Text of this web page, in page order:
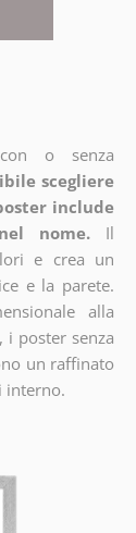
o senza
scegliere
include
nome.
Il
e crea un
e la parete.
alla
i poster senza
un raffinato
interno.